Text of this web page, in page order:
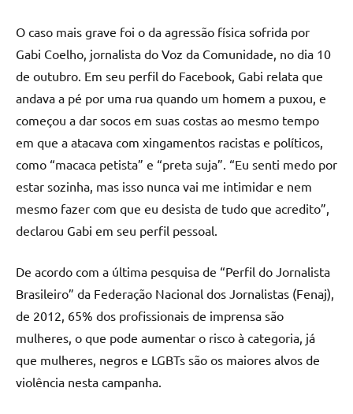
O caso mais grave foi o da agressão física sofrida por
Gabi Coelho, jornalista do Voz da Comunidade, no dia 10
de outubro. Em seu perfil do Facebook, Gabi relata que
andava a pé por uma rua quando um homem a puxou, e
começou a dar socos em suas costas ao mesmo tempo
em que a atacava com xingamentos racistas e políticos,
como “macaca petista” e “preta suja”. “Eu senti medo por
estar sozinha, mas isso nunca vai me intimidar e nem
mesmo fazer com que eu desista de tudo que acredito”,
declarou Gabi em seu perfil pessoal.
De acordo com a última pesquisa de “Perfil do Jornalista
Brasileiro” da Federação Nacional dos Jornalistas (Fenaj),
de 2012, 65% dos profissionais de imprensa são
mulheres, o que pode aumentar o risco à categoria, já
que mulheres, negros e LGBTs são os maiores alvos de
violência nesta campanha.